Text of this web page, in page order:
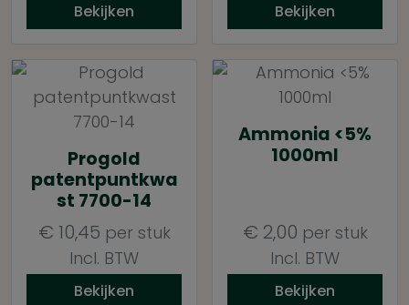
Bekijken Bekijken
Progold
patentpuntkwa
st 7700-14
€ 10,45 per stuk
Incl. BTW
Bekijken
Ammonia <5%
1000ml
€ 2,00 per stuk
Incl. BTW
Bekijken